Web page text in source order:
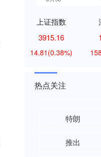
上证指数
3915.16
14.81 (0.38%)
热点关注
特朗
推出